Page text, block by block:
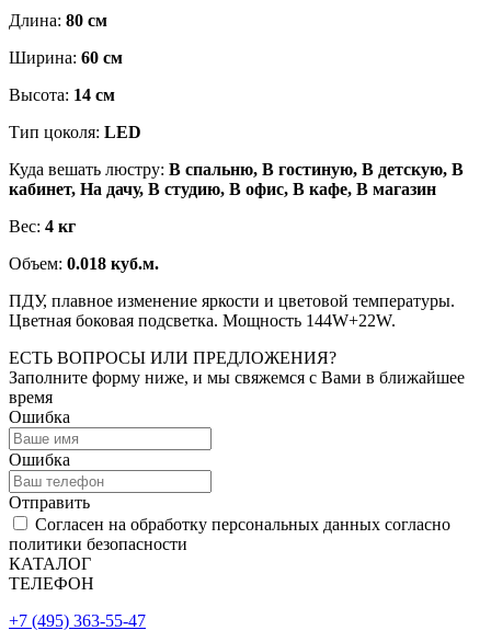
Длина: 80 см
Ширина: 60 см
Высота: 14 см
Тип цоколя: LED
Куда вешать люстру: В спальню, В гостиную, В детскую, В
кабинет, На дачу, В студию, В офис, В кафе, В магазин
Вес: 4 кг
Объем: 0.018 куб.м.
ПДУ, плавное изменение яркости и цветовой температуры.
Цветная боковая подсветка. Мощность 144W+22W.
ЕСТЬ ВОПРОСЫ ИЛИ ПРЕДЛОЖЕНИЯ?
Заполните форму ниже, и мы свяжемся с Вами в ближайшее
время
Ошибка
Ошибка
Отправить
Согласен на обработку персональных данных согласно
политики безопасности
КАТАЛОГ
ТЕЛЕФОН
+7 (495) 363-55-47